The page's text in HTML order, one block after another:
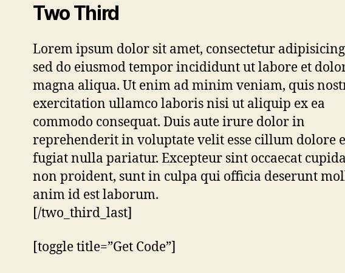
Two Third
Lorem ipsum dolor sit amet, consectetur
sed do eiusmod tempor incididunt ut labore et
magna aliqua. Ut enim ad minim veniam, quis
exercitation ullamco laboris nisi ut aliquip ex ea
commodo consequat. Duis aute irure dolor in
reprehenderit in voluptate velit esse cillum dolore
fugiat nulla pariatur. Excepteur sint occaecat
non proident, sunt in culpa qui officia deserunt
anim id est laborum.
[/two_third_last]
[toggle title=”Get Code”]